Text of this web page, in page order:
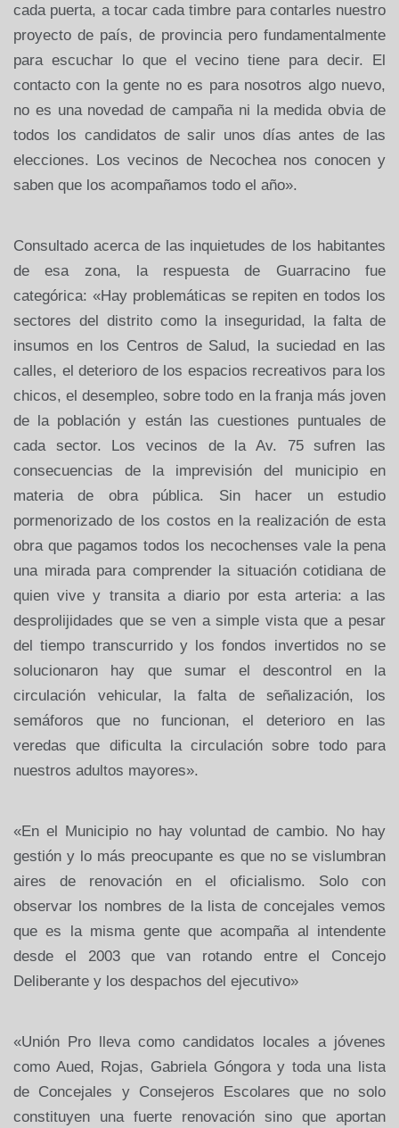
cada puerta, a tocar cada timbre para contarles nuestro
proyecto de país, de provincia pero fundamentalmente
para escuchar lo que el vecino tiene para decir. El
contacto con la gente no es para nosotros algo nuevo,
no es una novedad de campaña ni la medida obvia de
todos los candidatos de salir unos días antes de las
elecciones. Los vecinos de Necochea nos conocen y
saben que los acompañamos todo el año».
Consultado acerca de las inquietudes de los habitantes
de esa zona, la respuesta de Guarracino fue
categórica: «Hay problemáticas se repiten en todos los
sectores del distrito como la inseguridad, la falta de
insumos en los Centros de Salud, la suciedad en las
calles, el deterioro de los espacios recreativos para los
chicos, el desempleo, sobre todo en la franja más joven
de la población y están las cuestiones puntuales de
cada sector. Los vecinos de la Av. 75 sufren las
consecuencias de la imprevisión del municipio en
materia de obra pública. Sin hacer un estudio
pormenorizado de los costos en la realización de esta
obra que pagamos todos los necochenses vale la pena
una mirada para comprender la situación cotidiana de
quien vive y transita a diario por esta arteria: a las
desprolijidades que se ven a simple vista que a pesar
del tiempo transcurrido y los fondos invertidos no se
solucionaron hay que sumar el descontrol en la
circulación vehicular, la falta de señalización, los
semáforos que no funcionan, el deterioro en las
veredas que dificulta la circulación sobre todo para
nuestros adultos mayores».
«En el Municipio no hay voluntad de cambio. No hay
gestión y lo más preocupante es que no se vislumbran
aires de renovación en el oficialismo. Solo con
observar los nombres de la lista de concejales vemos
que es la misma gente que acompaña al intendente
desde el 2003 que van rotando entre el Concejo
Deliberante y los despachos del ejecutivo»
«Unión Pro lleva como candidatos locales a jóvenes
como Aued, Rojas, Gabriela Góngora y toda una lista
de Concejales y Consejeros Escolares que no solo
constituyen una fuerte renovación sino que aportan